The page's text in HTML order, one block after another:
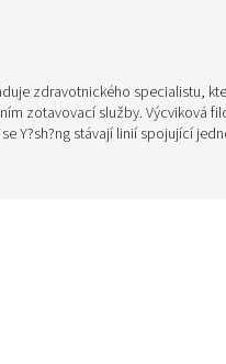
zdravotnického specialistu,
zotavovací služby. Výcviková
Y?sh?ng stávají linií spojující